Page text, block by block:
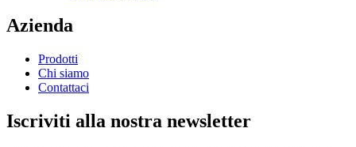
Azienda
Prodotti
Chi siamo
Contattaci
Iscriviti alla nostra newsletter